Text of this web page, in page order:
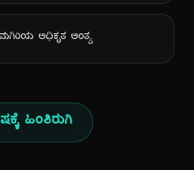
ಅಧಿಕೃತ ಅಂತ್ಯ
ಹಿಂತಿರುಗಿ